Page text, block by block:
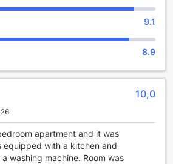
paikka kokoontua ystävien tai
tilassa voit nauttia rauhallisesta
tai elokuviasi suurilta
hetkiä läheisten kanssa.
tekevät siitä erinomaisen paikan
päivän jälkeen. Tämä yhteinen tila ei
vaan myös mahdollisuuden
muiden hotellivieraiden
Jakarta on täydellinen valinta, jos
nauttia mukavasta ympäristöstä ja
9.1
8.9
10,0
apartment and it was
equipped with a kitchen and
washing machine. Room was